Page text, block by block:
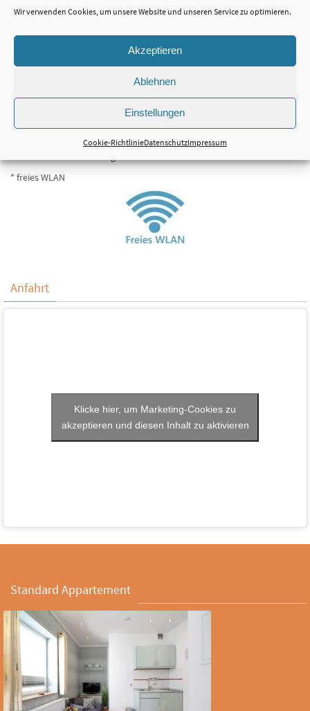
Wir verwenden Cookies, um unsere Website und unseren Service zu optimieren.
Akzeptieren
Ablehnen
Einstellungen
Cookie-RichtlinieDatenschutzImpressum
Wir bieten Ihnen zusätzlich für die Dauer Ihres Aufenthaltes:
* freies WLAN
Anfahrt
Klicke hier, um Marketing-Cookies zu
akzeptieren und diesen Inhalt zu aktivieren
Standard Appartement